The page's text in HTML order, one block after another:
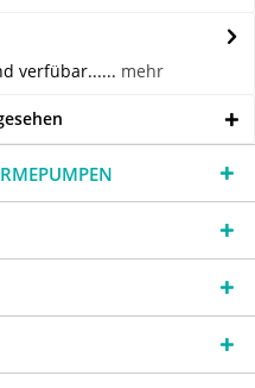
verfübar...... mehr